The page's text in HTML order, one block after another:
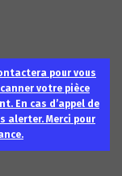
pour vous
votre pièce
En cas d’appel de
alerter. Merci pour